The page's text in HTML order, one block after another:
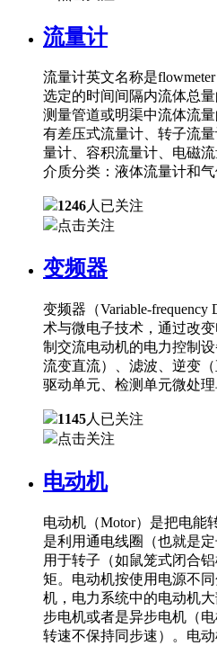
流量计
流量计英文名称是
选定的时间间隔内流体总
测量管道或明渠中流体流
有差压式流量计、转子流
量计、容积流量计、电磁
介质分类：液体流量计和气
1246人已关注
点击关注
变频器
变频器（Variable-
术与微电子技术，通过改
制交流电动机的电力控制
流变直流）、滤波、逆变
驱动单元、检测单元微处理
1145人已关注
点击关注
电动机
电动机（Motor）是把电能
是利用通电线圈（也就是
用于转子（如鼠笼式闭合
矩。电动机按使用电源不
机，电力系统中的电动机
步电机或者是异步电机（
转速不保持同步速）。电